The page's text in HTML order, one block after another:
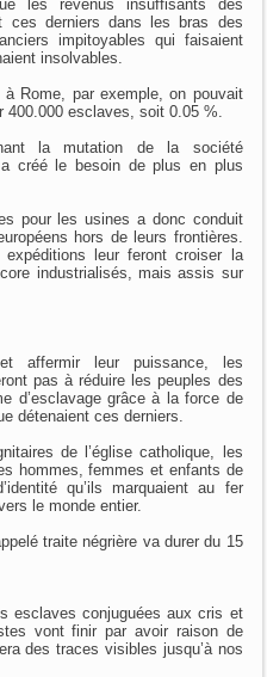
les revenus insuffisants des
ces derniers dans les bras des
impitoyables qui faisaient
insolvables.
à Rome, par exemple, on pouvait
esclaves, soit 0.05 %.
la mutation de la société
créé le besoin de plus en plus
pour les usines a donc conduit
hors de leurs frontières.
leur feront croiser la
industrialisés, mais assis sur
affermir leur puissance, les
pas à réduire les peuples des
d’esclavage grâce à la force de
détenaient ces derniers.
de l’église catholique, les
hommes, femmes et enfants de
qu’ils marquaient au fer
le monde entier.
traite négrière va durer du 15
esclaves conjuguées aux cris et
vont finir par avoir raison de
des traces visibles jusqu’à nos